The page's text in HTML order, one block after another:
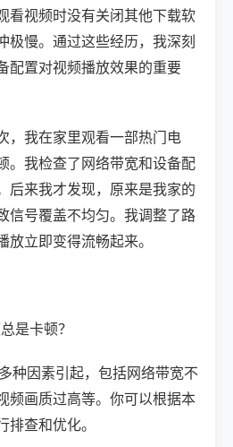
看视频时没有关闭其他下载软
极慢。通过这些经历，我深刻
配置对视频播放效果的重要
，我在家里观看一部热门电
。我检查了网络带宽和设备配
后来我才发现，原来是我家的
信号覆盖不均匀。我调整了路
立即变得流畅起来。
是卡顿？
种因素引起，包括网络带宽不
频画质过高等。你可以根据本
查和优化。